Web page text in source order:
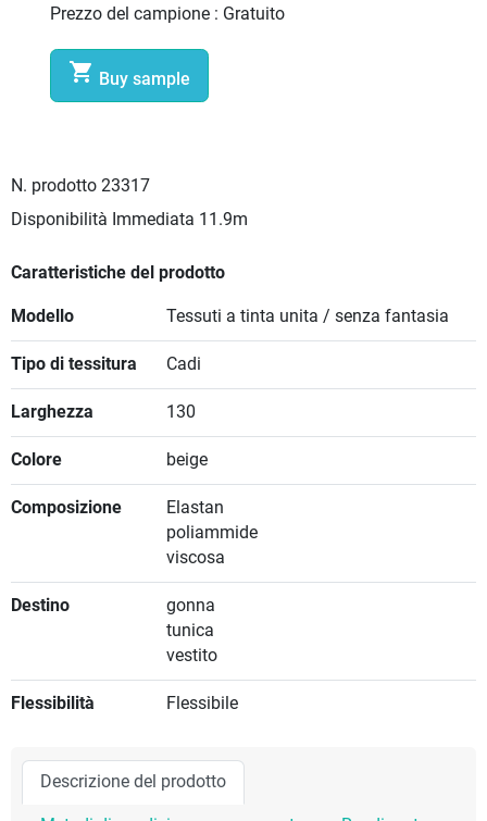
Prezzo del campione : Gratuito
 Buy sample
N. prodotto 23317
Disponibilità Immediata 11.9m
Caratteristiche del prodotto
Modello Tessuti a tinta unita / senza fantasia
Tipo di tessitura Cadi
Larghezza 130
Colore beige
Composizione
Elastan
poliammide
viscosa
Destino
gonna
tunica
vestito
Flessibilità Flessibile
Descrizione del prodotto